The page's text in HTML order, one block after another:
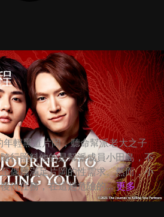
輕黑道片岡，聽命幫派老大之子
行照料他的是幫派成員小田島，不
偶爾滿足片岡的性需求。然而，小
仇任務，在這趟危險的... 更多